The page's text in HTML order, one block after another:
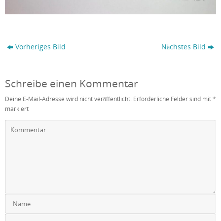
Vorheriges Bild Nächstes Bild
Schreibe einen Kommentar
Deine E-Mail-Adresse wird nicht veröffentlicht. Erforderliche Felder sind mit*
markiert